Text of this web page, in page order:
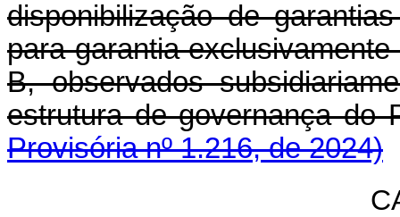
disponibilização de
para garantia
B, observados
estrutura de governança
Provisória nº 1.216, de 2024)